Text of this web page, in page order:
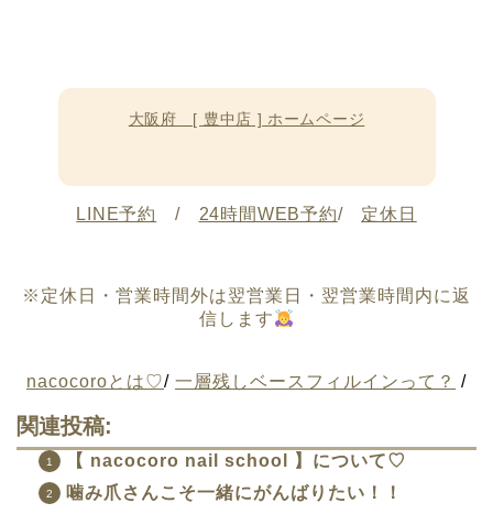
大阪府 [ 豊中店 ] ホームページ
LINE予約 / 24時間WEB予約/ 定休日
※定休日・営業時間外は翌営業日・翌営業時間内に返
信します
nacocoroとは♡/ 一層残しベースフィルインって？ /
関連投稿:
【 nacocoro nail school 】について♡
噛み爪さんこそ一緒にがんばりたい！！